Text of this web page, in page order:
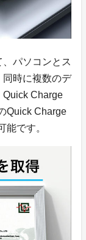
パソコンとス
同時に複数のデ
Quick Charge
Quick Charge
能です。